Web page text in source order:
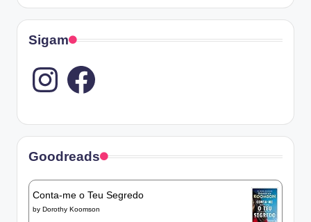
Sigam
Instagram
Goodreads
Conta-me o Teu Segredo
by Dorothy Koomson